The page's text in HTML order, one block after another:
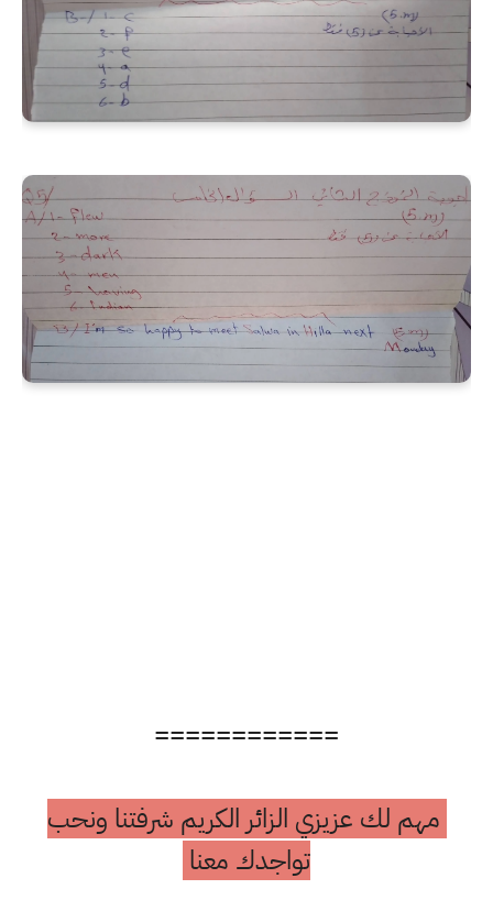
============
مهم لك عزيزي الزائر الكريم شرفتنا ونحب
تواجدك معنا